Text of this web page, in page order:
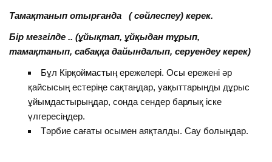
Тамақтанып отырғанда ( сөйлеспеу) керек.
Бір мезгілде .. (ұйықтап, ұйқыдан тұрып,
тамақтанып, сабаққа дайындалып, серуендеу керек)
Бұл Кірқоймастың ережелері. Осы ережені әр
қайсысың естеріңе сақтаңдар, уақыттарыңды дұрыс
ұйымдастырыңдар, сонда сендер барлық іске
үлгересіңдер.
Тәрбие сағаты осымен аяқталды. Сау болыңдар.